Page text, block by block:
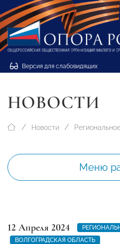
Версия для слабовидящих
НОВОСТИ
Новости
Меню
12 Апреля 2024
ВОЛГОГРАДСКАЯ ОБЛАСТЬ